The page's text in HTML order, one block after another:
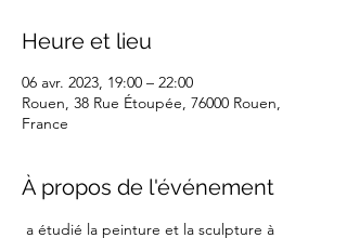
Heure et lieu
06 avr. 2023, 19:00 – 22:00
Rouen, 38 Rue Étoupée, 76000 Rouen,
France
À propos de l'événement